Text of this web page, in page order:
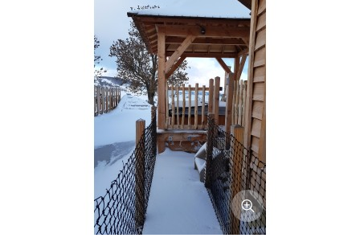
Afficher l'image